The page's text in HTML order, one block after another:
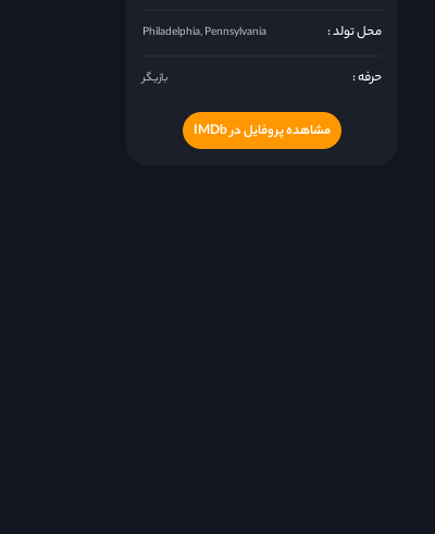
محل تولد : Philadelphia, Pennsylvania
حرفه : بازیگر
مشاهده پروفایل در IMDb